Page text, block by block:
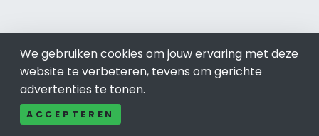
We gebruiken cookies om jouw ervaring met deze
website te verbeteren, tevens om gerichte
advertenties te tonen.
ACCEPTEREN